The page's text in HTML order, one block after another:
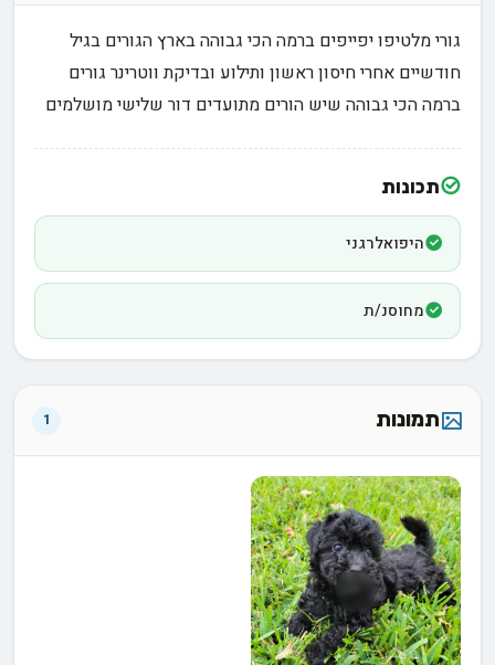
גורי מלטיפו יפייפים ברמה הכי גבוהה בארץ הגורים בגיל
חודשיים אחרי חיסון ראשון ותילוע ובדיקת ווטרינר גורים
ברמה הכי גבוהה שיש הורים מתועדים דור שלישי מושלמים
תכונות
היפואלרגני
מחוסנ/ת
תמונות 1